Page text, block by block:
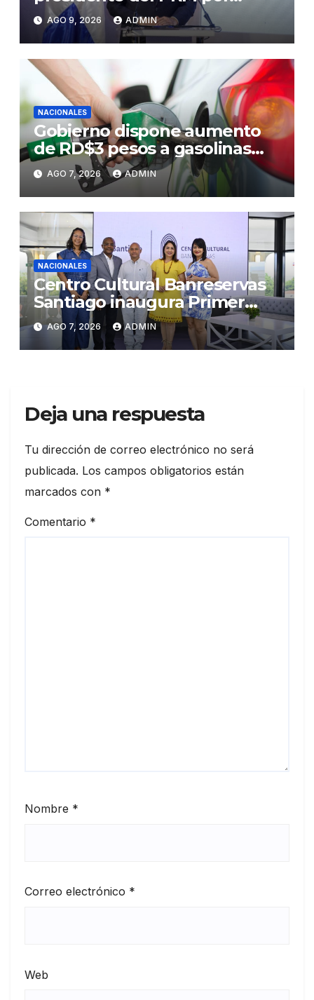
cuatro años
AGO 9, 2026 ADMIN
NACIONALES
Gobierno dispone aumento
de RD$3 pesos a gasolinas
premium y regular
AGO 7, 2026 ADMIN
NACIONALES
Centro Cultural Banreservas
Santiago inaugura Primer
Congreso de Artesanos de
Santiago
AGO 7, 2026 ADMIN
Deja una respuesta
Tu dirección de correo electrónico no será
publicada. Los campos obligatorios están
marcados con *
Comentario *
Nombre *
Correo electrónico *
Web